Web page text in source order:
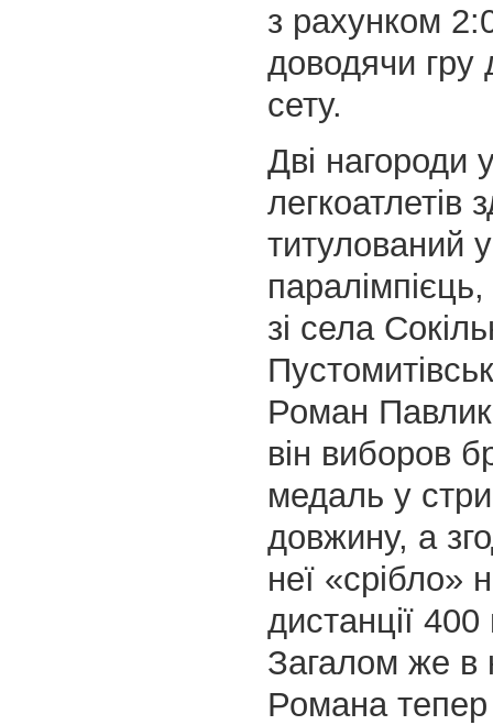
з рахунком
доводячи гру
сету.
Дві нагороди
легкоатлетів
титулований
зі села
Роман
він виборов
медаль у
довжину, а
неї «срібло»
дистанції 400
Загалом же в
Романа тепер